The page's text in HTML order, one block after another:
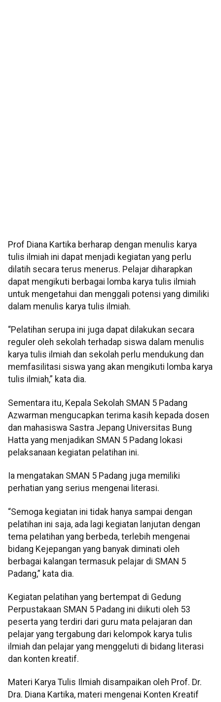
Prof Diana Kartika berharap dengan menulis karya
tulis ilmiah ini dapat menjadi kegiatan yang perlu
dilatih secara terus menerus. Pelajar diharapkan
dapat mengikuti berbagai lomba karya tulis ilmiah
untuk mengetahui dan menggali potensi yang dimiliki
dalam menulis karya tulis ilmiah.
“Pelatihan serupa ini juga dapat dilakukan secara
reguler oleh sekolah terhadap siswa dalam menulis
karya tulis ilmiah dan sekolah perlu mendukung dan
memfasilitasi siswa yang akan mengikuti lomba karya
tulis ilmiah,” kata dia.
Sementara itu, Kepala Sekolah SMAN 5 Padang
Azwarman mengucapkan terima kasih kepada dosen
dan mahasiswa Sastra Jepang Universitas Bung
Hatta yang menjadikan SMAN 5 Padang lokasi
pelaksanaan kegiatan pelatihan ini.
Ia mengatakan SMAN 5 Padang juga memiliki
perhatian yang serius mengenai literasi.
“Semoga kegiatan ini tidak hanya sampai dengan
pelatihan ini saja, ada lagi kegiatan lanjutan dengan
tema pelatihan yang berbeda, terlebih mengenai
bidang Kejepangan yang banyak diminati oleh
berbagai kalangan termasuk pelajar di SMAN 5
Padang,” kata dia.
Kegiatan pelatihan yang bertempat di Gedung
Perpustakaan SMAN 5 Padang ini diikuti oleh 53
peserta yang terdiri dari guru mata pelajaran dan
pelajar yang tergabung dari kelompok karya tulis
ilmiah dan pelajar yang menggeluti di bidang literasi
dan konten kreatif.
Materi Karya Tulis Ilmiah disampaikan oleh Prof. Dr.
Dra. Diana Kartika, materi mengenai Konten Kreatif